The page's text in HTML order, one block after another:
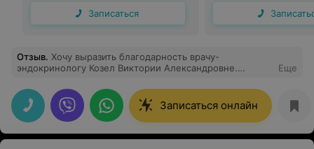
Записаться
Отзыв. Хочу выразить благодарность врачу-
эндокринологу Козел Виктории Александровне.
хорошим, человеческим отношением. Мы с сыном
попали на консультацию к Виктории Александровне,
где она сразу вникала в нашу проблему (заболевание
щитовидной железы и ожирение). Назначила УЗИ,
только !!!необходимые!!! анализы, контроль питания.
Еще
Записаться онлайн